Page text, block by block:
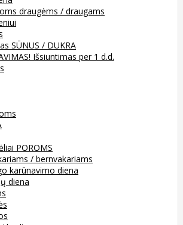
draugėms / draugams
SŪNUS / DUKRA
Išsiuntimas per 1 d.d.
POROMS
/ bernvakariams
karūnavimo diena
diena